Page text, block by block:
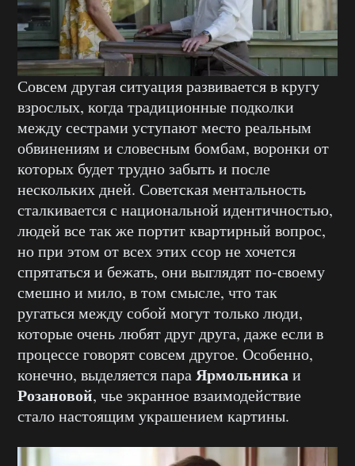
Совсем другая ситуация развивается в кругу
взрослых, когда традиционные подколки
между сестрами уступают место реальным
обвинениям и словесным бомбам, воронки от
которых будет трудно забыть и после
нескольких дней. Советская ментальность
сталкивается с национальной идентичностью,
людей все так же портит квартирный вопрос,
но при этом от всех этих ссор не хочется
спрятаться и бежать, они выглядят по-своему
смешно и мило, в том смысле, что так
ругаться между собой могут только люди,
которые очень любят друг друга, даже если в
процессе говорят совсем другое. Особенно,
конечно, выделяется параЯрмольникаи
Розановой, чье экранное взаимодействие
стало настоящим украшением картины.